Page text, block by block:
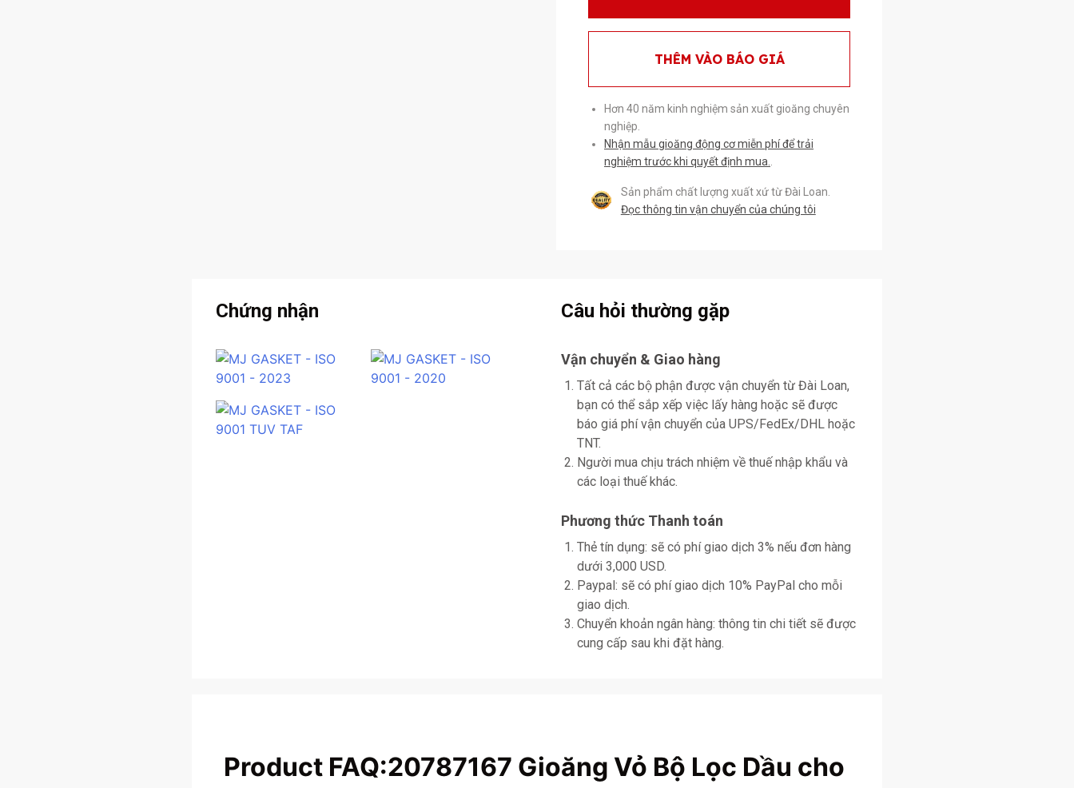
THÊM VÀO BÁO GIÁ
Hơn 40 năm kinh nghiệm sản xuất gioăng chuyên
nghiệp.
Nhận mẫu gioăng động cơ miễn phí để trải
nghiệm trước khi quyết định mua.
Sản phẩm chất lượng xuất xứ từ Đài Loan.
Đọc thông tin vận chuyển của chúng tôi
Chứng nhận Câu hỏi thường gặp
Vận chuyển & Giao hàng
Tất cả các bộ phận được vận chuyển từ Đài Loan,
bạn có thể sắp xếp việc lấy hàng hoặc sẽ được
báo giá phí vận chuyển của UPS/FedEx/DHL hoặc
TNT.
Người mua chịu trách nhiệm về thuế nhập khẩu và
các loại thuế khác.
Phương thức Thanh toán
Thẻ tín dụng: sẽ có phí giao dịch 3% nếu đơn hàng
dưới 3,000 USD.
Paypal: sẽ có phí giao dịch 10% PayPal cho mỗi
giao dịch.
Chuyển khoản ngân hàng: thông tin chi tiết sẽ được
cung cấp sau khi đặt hàng.
Product FAQ:20787167 Gioăng Vỏ Bộ Lọc Dầu cho